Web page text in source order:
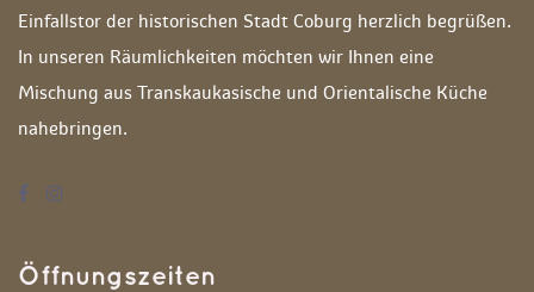
Einfallstor der historischen Stadt Coburg herzlich begrüßen.
In unseren Räumlichkeiten möchten wir Ihnen eine
Mischung aus Transkaukasische und Orientalische Küche
nahebringen.
Öffnungszeiten